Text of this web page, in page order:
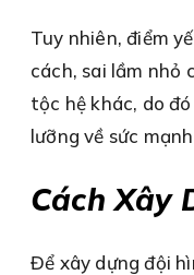
Tuy nhiên, điểm
cách, sai lầm nhỏ
tộc hệ khác, do
lưỡng về sức
Cách Xây
Để xây dựng đội